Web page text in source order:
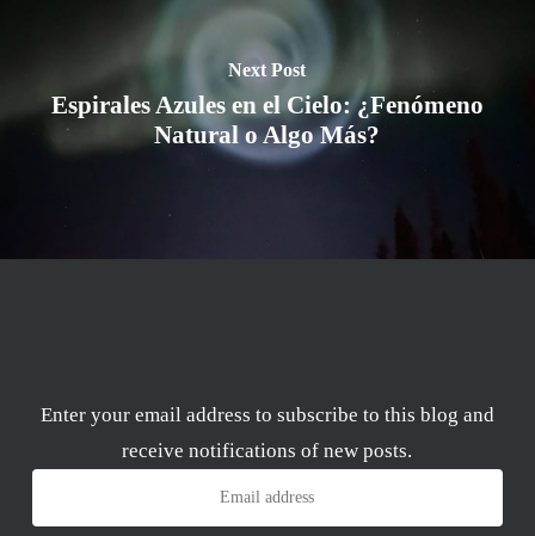
Next Post
Espirales Azules en el Cielo: ¿Fenómeno
Natural o Algo Más?
Enter your email address to subscribe to this blog and
receive notifications of new posts.
Email